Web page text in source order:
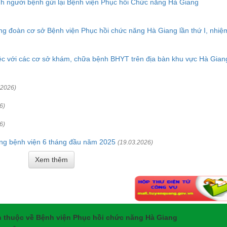
người bệnh gửi lại Bệnh viện Phục hồi Chức năng Hà Giang
đoàn cơ sở Bệnh viện Phục hồi chức năng Hà Giang lần thứ I,
với các cơ sở khám, chữa bệnh BHYT trên địa bàn khu vực Hà
bệnh viện 6 tháng đầu năm 2025 (19.03.2026)
Xem thêm
thuộc về Bệnh viện Phục hồi chức năng Hà Giang